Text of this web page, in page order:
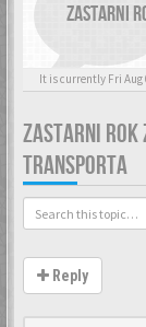
ZASTARNI
It is currently Fri Aug
ZASTARNI ROK
TRANSPORTA
Reply